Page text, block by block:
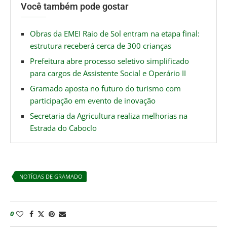
Você também pode gostar
Obras da EMEI Raio de Sol entram na etapa final:
estrutura receberá cerca de 300 crianças
Prefeitura abre processo seletivo simplificado
para cargos de Assistente Social e Operário II
Gramado aposta no futuro do turismo com
participação em evento de inovação
Secretaria da Agricultura realiza melhorias na
Estrada do Caboclo
NOTÍCIAS DE GRAMADO
0